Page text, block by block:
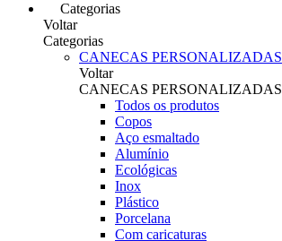
Categorias
Voltar
Categorias
CANECAS PERSONALIZADAS
Voltar
CANECAS PERSONALIZADAS
Todos os produtos
Copos
Aço esmaltado
Alumínio
Ecológicas
Inox
Plástico
Porcelana
Com caricaturas